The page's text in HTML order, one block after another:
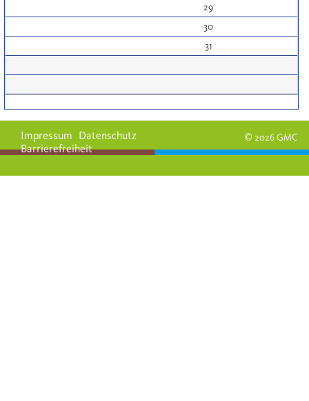
29
30
31
© 2026 GMC
Impressum Datenschutz
Barrierefreiheit